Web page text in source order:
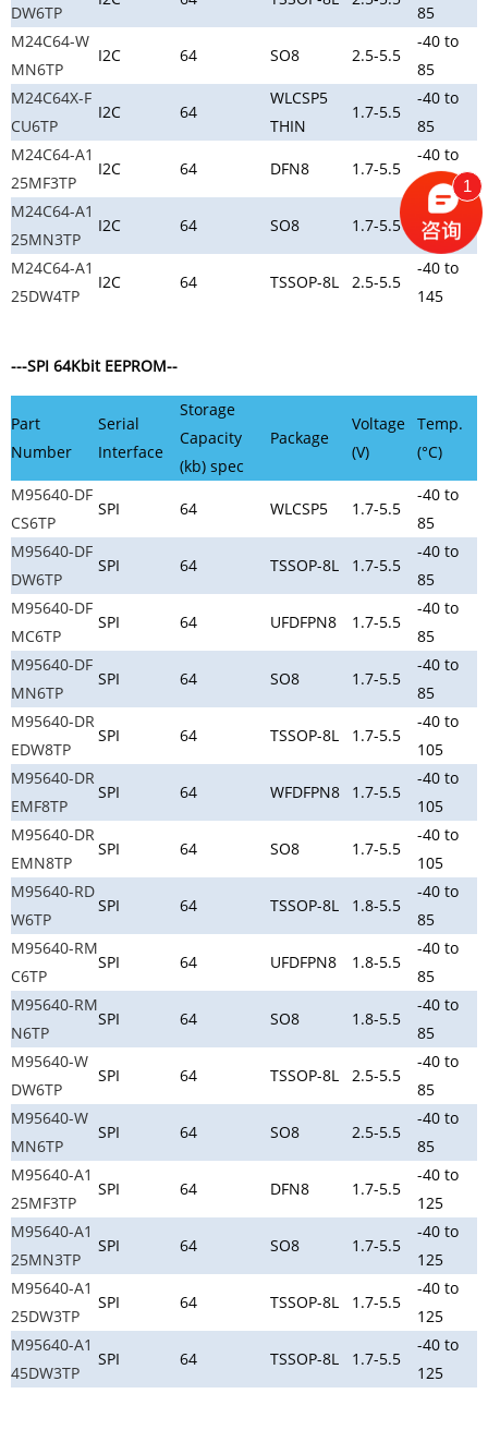
DW6TP
85
M24C64-W
MN6TP
I2C 64 SO8 2.5-5.5
-40 to
85
M24C64X-F
CU6TP
I2C 64
WLCSP5
THIN
1.7-5.5
-40 to
85
M24C64-A1
25MF3TP
I2C 64 DFN8 1.7-5.5
-40 to
125
M24C64-A1
25MN3TP
I2C 64 SO8 1.7-5.5
-40 to
125
M24C64-A1
25DW4TP
I2C 64 TSSOP-8L 2.5-5.5
-40 to
145
---SPI 64Kbit EEPROM--
Part
Number
Serial
Interface
Storage
Capacity
(kb) spec
Package
Voltage
(V)
Temp.
(°C)
M95640-DF
CS6TP
SPI 64 WLCSP5 1.7-5.5
-40 to
85
M95640-DF
DW6TP
SPI 64 TSSOP-8L 1.7-5.5
-40 to
85
M95640-DF
MC6TP
SPI 64 UFDFPN8 1.7-5.5
-40 to
85
M95640-DF
MN6TP
SPI 64 SO8 1.7-5.5
-40 to
85
M95640-DR
EDW8TP
SPI 64 TSSOP-8L 1.7-5.5
-40 to
105
M95640-DR
EMF8TP
SPI 64 WFDFPN8 1.7-5.5
-40 to
105
M95640-DR
EMN8TP
SPI 64 SO8 1.7-5.5
-40 to
105
M95640-RD
W6TP
SPI 64 TSSOP-8L 1.8-5.5
-40 to
85
M95640-RM
C6TP
SPI 64 UFDFPN8 1.8-5.5
-40 to
85
M95640-RM
N6TP
SPI 64 SO8 1.8-5.5
-40 to
85
M95640-W
DW6TP
SPI 64 TSSOP-8L 2.5-5.5
-40 to
85
M95640-W
MN6TP
SPI 64 SO8 2.5-5.5
-40 to
85
M95640-A1
25MF3TP
SPI 64 DFN8 1.7-5.5
-40 to
125
M95640-A1
25MN3TP
SPI 64 SO8 1.7-5.5
-40 to
125
M95640-A1
25DW3TP
SPI 64 TSSOP-8L 1.7-5.5
-40 to
125
M95640-A1
45DW3TP
SPI 64 TSSOP-8L 1.7-5.5
-40 to
125
1